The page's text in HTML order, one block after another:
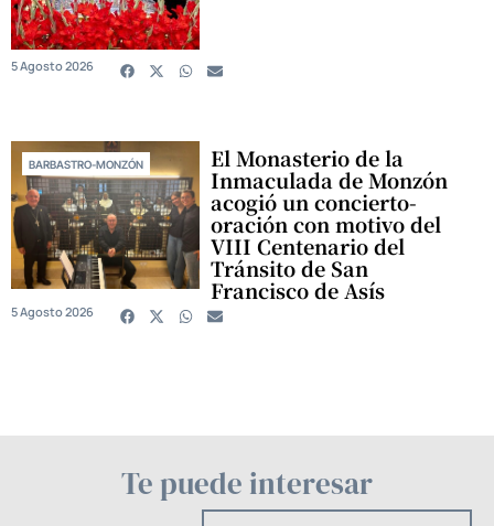
5 Agosto 2026
BARBASTRO-MONZÓN El Monasterio de la
Inmaculada de Monzón
acogió un concierto-
oración con motivo del
VIII Centenario del
Tránsito de San
Francisco de Asís
5 Agosto 2026
Te puede interesar